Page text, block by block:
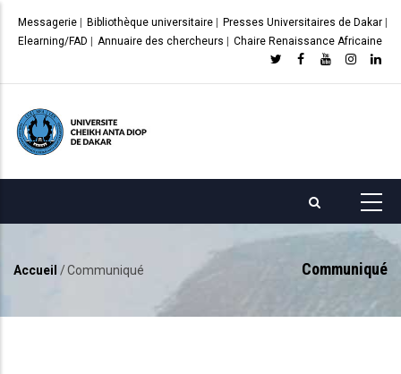
principal
Messagerie Bibliothèque universitaire Presses Universitaires de Dakar
Elearning/FAD
Annuaire des chercheurs Chaire Renaissance Africaine
Communiqué
d'Ariane
Accueil /Communiqué